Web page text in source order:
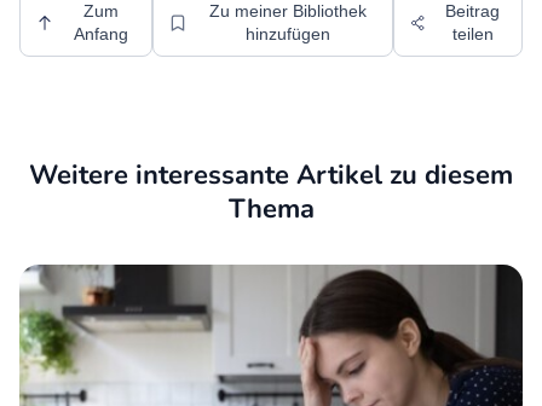
Zum
Anfang
Zu meiner Bibliothek
hinzufügen
Beitrag
teilen
Weitere interessante Artikel zu diesem
Thema